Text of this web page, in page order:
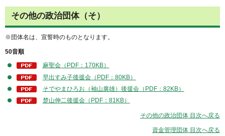
その他の政治団体（そ）
※団体名は、宣誓時のものとなります。
50音順
麻聖会（PDF：170KB）
早出すみ子後援会（PDF：80KB）
そでやまひろお（袖山廣雄）後援会（PDF：82KB）
楚山伸二後援会（PDF：81KB）
その他の政治団体 目次へ戻る
資金管理団体 目次へ戻る